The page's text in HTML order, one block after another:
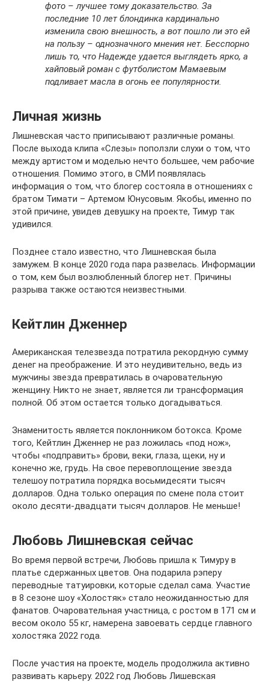
фото – лучшее тому доказательство. За
последние 10 лет блондинка кардинально
изменила свою внешность, а вот пошло ли это ей
на пользу – однозначного мнения нет. Бесспорно
лишь то, что Надежде удается выглядеть ярко, а
хайповый роман с футболистом Мамаевым
подливает масла в огонь ее популярности.
Личная жизнь
Лишневская часто приписывают различные романы.
После выхода клипа «Слезы» поползли слухи о том, что
между артистом и моделью нечто большее, чем рабочие
отношения. Помимо этого, в СМИ появлялась
информация о том, что блогер состояла в отношениях с
братом Тимати – Артемом Юнусовым. Якобы, именно по
этой причине, увидев девушку на проекте, Тимур так
удивился.
Позднее стало известно, что Лишневская была
замужем. В конце 2020 года пара развелась. Информации
о том, кем был возлюбленный блогер нет. Причины
разрыва также остаются неизвестными.
Кейтлин Дженнер
Американская телезвезда потратила рекордную сумму
денег на преображение. И это неудивительно, ведь из
мужчины звезда превратилась в очаровательную
женщину. Никто не знает, является ли трансформация
полной. Об этом остается только догадываться.
Знаменитость является поклонником ботокса. Кроме
того, Кейтлин Дженнер не раз ложилась «под нож»,
чтобы «подправить» брови, веки, глаза, щеки, ну и
конечно же, грудь. На свое перевоплощение звезда
телешоу потратила порядка восьмидесяти тысяч
долларов. Одна только операция по смене пола стоит
около десяти-двадцати тысяч долларов. Не меньше!
Любовь Лишневская сейчас
Во время первой встречи, Любовь пришла к Тимуру в
платье сдержанных цветов. Она подарила рэперу
переводные татуировки, которые сделал сама. Участие
в 8 сезоне шоу «Холостяк» стало неожиданностью для
фанатов. Очаровательная участница, с ростом в 171 см и
весом около 55 кг, намерена завоевать сердце главного
холостяка 2022 года.
После участия на проекте, модель продолжила активно
развивать карьеру. 2022 год Любовь Лишевская